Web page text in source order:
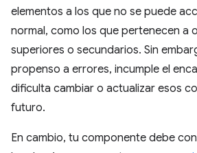
elementos a los que no se puede
normal, como los que pertenecen a
superiores o secundarios. Sin
propenso a errores, incumple el
dificulta cambiar o actualizar esos
futuro.
En cambio, tu componente debe